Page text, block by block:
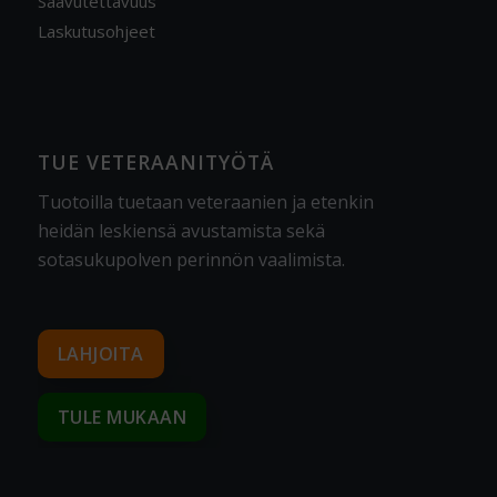
Laskutusohjeet
TUE VETERAANITYÖTÄ
Tuotoilla tuetaan veteraanien ja etenkin
heidän leskiensä avustamista sekä
sotasukupolven perinnön vaalimista.
LAHJOITA
TULE MUKAAN